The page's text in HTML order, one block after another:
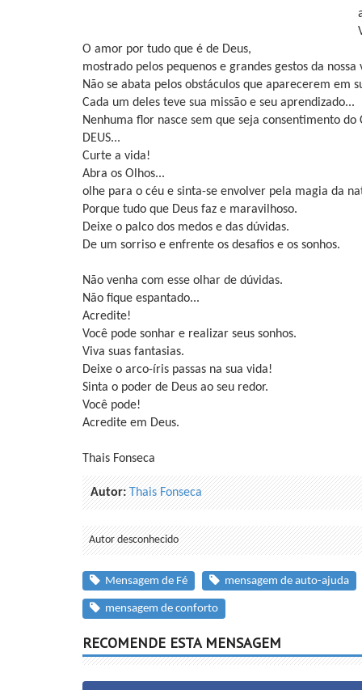
O amor por tudo que é de Deus,
mostrado pelos pequenos e grandes gestos da nossa
Não se abata pelos obstáculos que aparecerem em
Cada um deles teve sua missão e seu aprendizado...
Nenhuma flor nasce sem que seja consentimento do
DEUS...
Curte a vida!
Abra os Olhos...
olhe para o céu e sinta-se envolver pela magia da
Porque tudo que Deus faz e maravilhoso.
Deixe o palco dos medos e das dúvidas.
De um sorriso e enfrente os desafios e os sonhos.
Não venha com esse olhar de dúvidas.
Não fique espantado...
Acredite!
Você pode sonhar e realizar seus sonhos.
Viva suas fantasias.
Deixe o arco-íris passas na sua vida!
Sinta o poder de Deus ao seu redor.
Você pode!
Acredite em Deus.
Thais Fonseca
Autor:Thais Fonseca
Autor desconhecido
Mensagem de Fé mensagem de auto-ajuda
mensagem de conforto
RECOMENDE ESTA MENSAGEM